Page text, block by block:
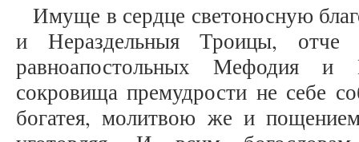
Имуще в сердце светоносную
и Нераздельныя Троицы, отче
равноапостольных Мефодия и
сокровища премудрости не себе
богатея, молитвою же и